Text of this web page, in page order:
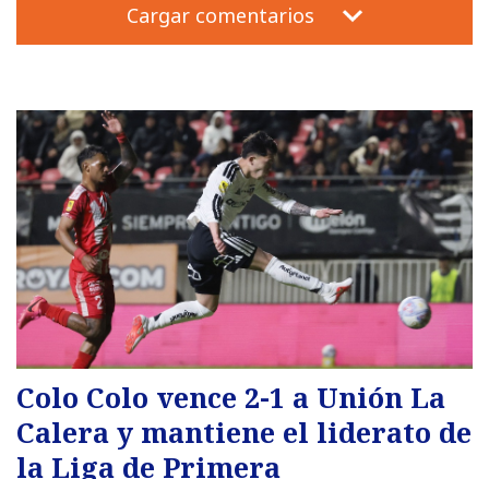
Cargar comentarios
Colo Colo vence 2-1 a Unión La
Calera y mantiene el liderato de
la Liga de Primera